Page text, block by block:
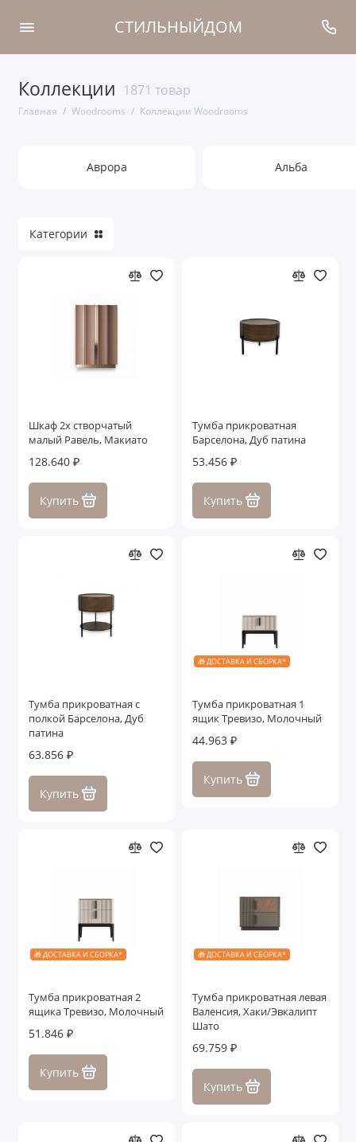
СТИЛЬНЫЙДОМ
Коллекции 1871 товар
Главная Woodrooms Коллекции Woodrooms
Коллекции Woodrooms
Туалетные столы
Мягкая мебель
Столики
Столы письменные
Стулья
ТВ тумбы
Показать все
Аврора Альба
Категории
Шкаф 2х створчатый
малый Равель, Макиато
128.640 ₽
Купить
Тумба прикроватная
Барселона, Дуб патина
53.456 ₽
Купить
Тумба прикроватная с
полкой Барселона, Дуб
патина
63.856 ₽
Купить
🎁 ДОСТАВКА И СБОРКА*
Тумба прикроватная 1
ящик Тревизо, Молочный
44.963 ₽
Купить
🎁 ДОСТАВКА И СБОРКА*
Тумба прикроватная 2
ящика Тревизо, Молочный
51.846 ₽
Купить
🎁 ДОСТАВКА И СБОРКА*
Тумба прикроватная левая
Валенсия, Хаки/Эвкалипт
Шато
69.759 ₽
Купить